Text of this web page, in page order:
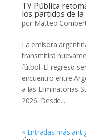
TV Pública
los partidos de
por Matteo
La emisora
transmitirá
fútbol. El regreso
encuentro entre
a las Eliminatorias
2026. Desde...
« Entradas más